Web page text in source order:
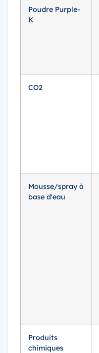
Poudre Purple-
K
CO2
Mousse/spray à
base d'eau
Produits
chimiques